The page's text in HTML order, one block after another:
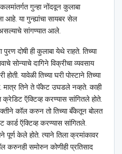
गुन्हा नोंदवून कुलाबा
आहे. या गुन्ह्यांचा सायबर सेल
सांगण्यात आले.
पुरण दोषी ही कुलाबा येथे राहते. तिच्या
सोन्याचे दागिने विक्रीचा व्यवसाय
यावेळी तिच्या घरी पोस्टाने तिच्या
तिने ते पॅकेट उघडले नव्हते. काही
क्रेडिट ऍक्टिव्ह करण्यास सांगितले होते.
कॉल करुन तो तिच्या बँकेतून बोलत
ऍक्टिव्ह करण्यास सांगितले.
केले होते. त्याने तिला क्रमांकावर
करुनही समोरुन कोणीही प्रतिसाद